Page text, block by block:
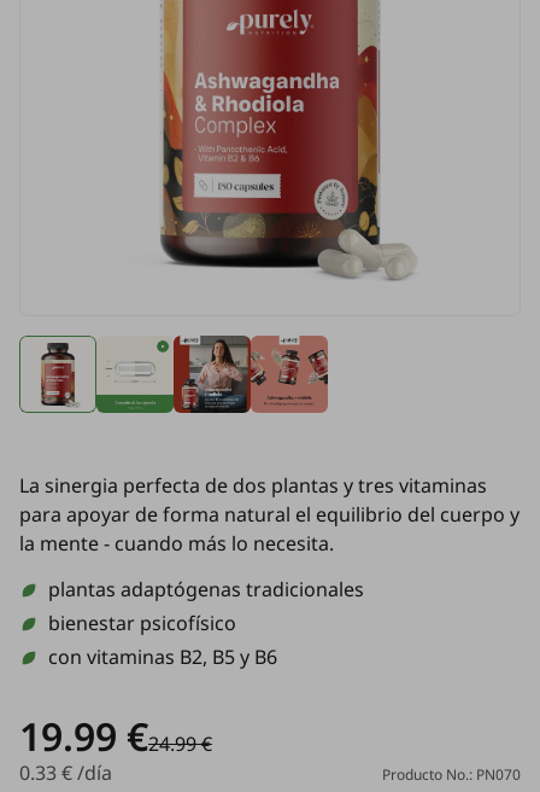
La sinergia perfecta de dos plantas y tres vitaminas
para apoyar de forma natural el equilibrio del cuerpo y
la mente - cuando más lo necesita.
plantas adaptógenas tradicionales
bienestar psicofísico
con vitaminas B2, B5 y B6
19.99 €24.99 €
0.33 € /día
Producto No.: PN070